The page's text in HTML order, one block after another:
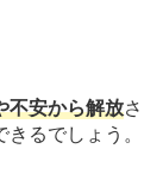
不安から解放さ
るでしょう。